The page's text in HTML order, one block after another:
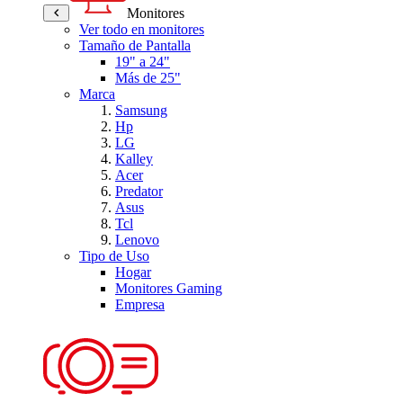
Monitores
Ver todo en monitores
Tamaño de Pantalla
19" a 24"
Más de 25"
Marca
Samsung
Hp
LG
Kalley
Acer
Predator
Asus
Tcl
Lenovo
Tipo de Uso
Hogar
Monitores Gaming
Empresa